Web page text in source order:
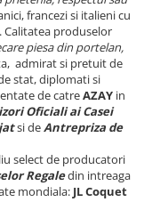
francezi si italieni cu
produselor
piesa din portelan,
admirat si pretuit de
stat, diplomati si
de catreAZAYin
Oficiali ai Casei
si deAntrepriza de
select de producatori
Regaledin intreaga
mondiala: JL Coquet